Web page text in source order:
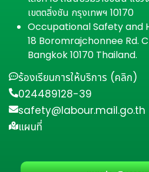
เขตตลิ่งชัน กรุงเทพฯ 10170
Occupational Safety and
18 Boromrajchonnee Rd.
Bangkok 10170 Thailand.
ร้องเรียนการให้บริการ (คลิก)
024489128-39
safety@labour.mail.go.th
แผนที่